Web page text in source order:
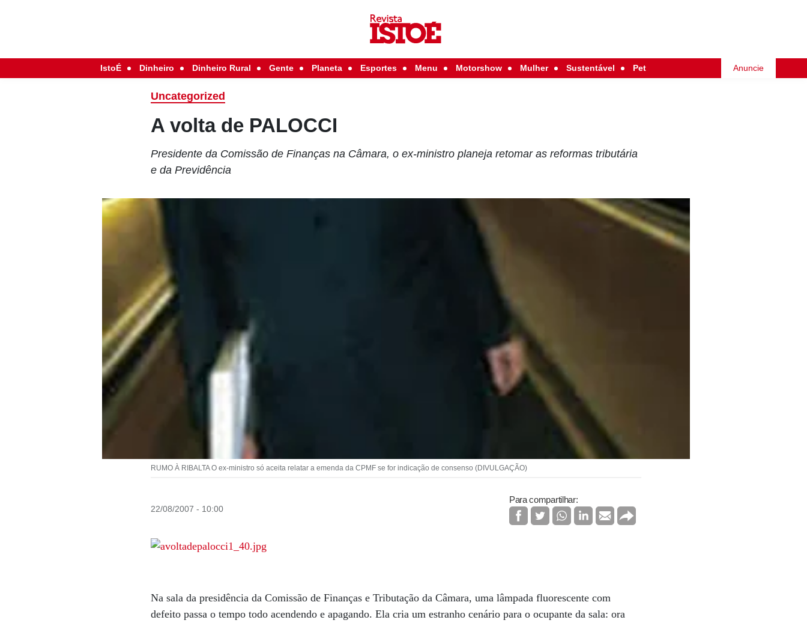
IstoÉ Dinheiro Dinheiro Rural Gente Planeta Esportes Menu Motorshow Mulher Sustentável Pet Anuncie
Uncategorized
A volta de PALOCCI
Presidente da Comissão de Finanças na Câmara, o ex-ministro planeja retomar as reformas tributária
e da Previdência
RUMO À RIBALTA O ex-ministro só aceita relatar a emenda da CPMF se for indicação de consenso (DIVULGAÇÃO)
22/08/2007 - 10:00
Para compartilhar:
Na sala da presidência da Comissão de Finanças e Tributação da Câmara, uma lâmpada fluorescente com
defeito passa o tempo todo acendendo e apagando. Ela cria um estranho cenário para o ocupante da sala: ora